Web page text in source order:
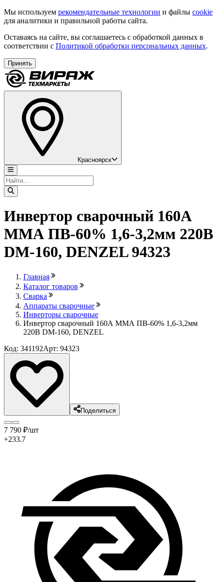
Мы используем рекомендательные технологии и файлы cookie
для аналитики и правильной работы сайта.
Оставаясь на сайте, вы соглашаетесь с обработкой данных в
соответствии с Политикой обработки персональных данных.
Принять
Красноярск
Инвертор сварочный 160А
ММА ПВ-60% 1,6-3,2мм 220В
DM-160, DENZEL 94323
Главная
Каталог товаров
Сварка
Аппараты сварочные
Инверторы сварочные
Инвертор сварочный 160А ММА ПВ-60% 1,6-3,2мм
220В DM-160, DENZEL
Код: 341192Арт: 94323
Поделиться
7 790 ₽/шт
+233.7